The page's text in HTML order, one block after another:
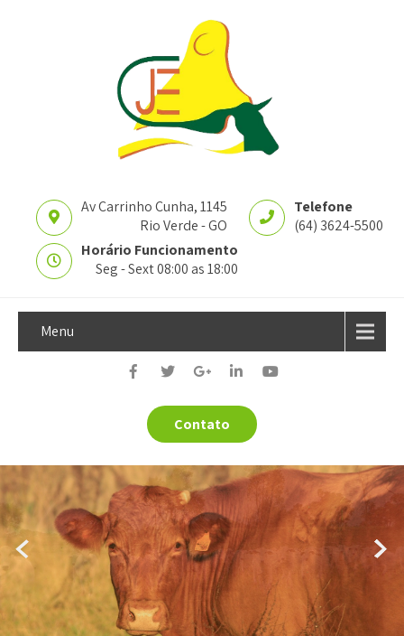
Av Carrinho Cunha, 1145
Rio Verde - GO
Telefone
(64) 3624-5500
Horário Funcionamento
Seg - Sext 08:00 as 18:00
Menu
Contato